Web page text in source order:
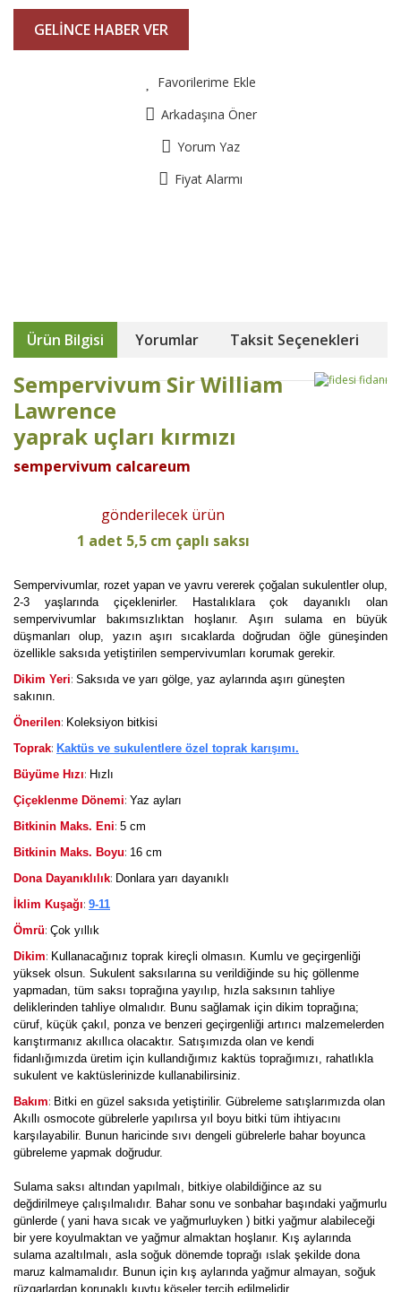
GELİNCE HABER VER
Favorilerime Ekle
Arkadaşına Öner
Yorum Yaz
Fiyat Alarmı
Ürün Bilgisi Yorumlar Taksit Seçenekleri
Sempervivum Sir William
Lawrence
yaprak uçları kırmızı
sempervivum calcareum
gönderilecek ürün
1 adet 5,5 cm çaplı saksı
Sempervivumlar, rozet yapan ve yavru vererek çoğalan sukulentler olup,
2-3 yaşlarında çiçeklenirler. Hastalıklara çok dayanıklı olan
sempervivumlar bakımsızlıktan hoşlanır. Aşırı sulama en büyük
düşmanları olup, yazın aşırı sıcaklarda doğrudan öğle güneşinden
özellikle saksıda yetiştirilen sempervivumları korumak gerekir.
Dikim Yeri: Saksıda ve yarı gölge, yaz aylarında aşırı güneşten
sakının.
Önerilen: Koleksiyon bitkisi
Toprak: Kaktüs ve sukulentlere özel toprak karışımı.
Büyüme Hızı: Hızlı
Çiçeklenme Dönemi: Yaz ayları
Bitkinin Maks. Eni: 5 cm
Bitkinin Maks. Boyu: 16 cm
Dona Dayanıklılık: Donlara yarı dayanıklı
İklim Kuşağı: 9-11
Ömrü: Çok yıllık
Dikim: Kullanacağınız toprak kireçli olmasın. Kumlu ve geçirgenliği
yüksek olsun. Sukulent saksılarına su verildiğinde su hiç göllenme
yapmadan, tüm saksı toprağına yayılıp, hızla saksının tahliye
deliklerinden tahliye olmalıdır. Bunu sağlamak için dikim toprağına;
cüruf, küçük çakıl, ponza ve benzeri geçirgenliği artırıcı malzemelerden
karıştırmanız akıllıca olacaktır. Satışımızda olan ve kendi
fidanlığımızda üretim için kullandığımız kaktüs toprağımızı, rahatlıkla
sukulent ve kaktüslerinizde kullanabilirsiniz.
Bakım: Bitki en güzel saksıda yetiştirilir. Gübreleme satışlarımızda olan
Akıllı osmocote gübrelerle yapılırsa yıl boyu bitki tüm ihtiyacını
karşılayabilir. Bunun haricinde sıvı dengeli gübrelerle bahar boyunca
gübreleme yapmak doğrudur.
Sulama saksı altından yapılmalı, bitkiye olabildiğince az su
değdirilmeye çalışılmalıdır. Bahar sonu ve sonbahar başındaki yağmurlu
günlerde ( yani hava sıcak ve yağmurluyken ) bitki yağmur alabileceği
bir yere koyulmaktan ve yağmur almaktan hoşlanır. Kış aylarında
sulama azaltılmalı, asla soğuk dönemde toprağı ıslak şekilde dona
maruz kalmamalıdır. Bunun için kış aylarında yağmur almayan, soğuk
rüzgarlardan korunaklı kuytu köşeler tercih edilmelidir.